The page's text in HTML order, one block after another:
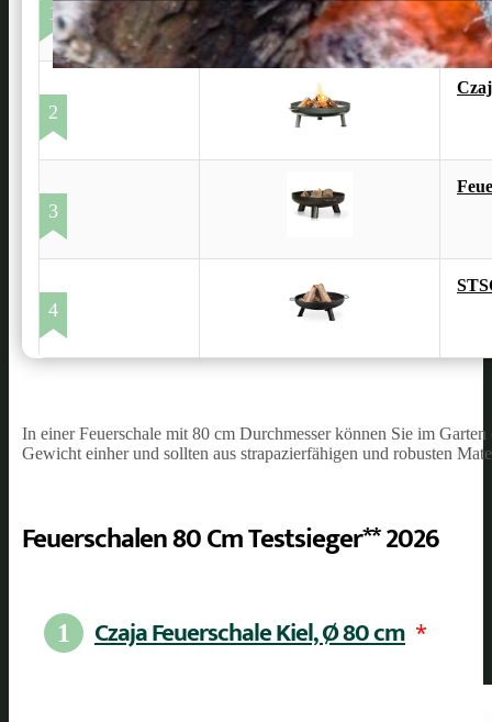
1
2
3
4
In einer Feuerschale mit 80 cm Durchmesser können Sie im
Gewicht einher und sollten aus strapazierfähigen und robusten
Feuerschalen 80 Cm Testsieger** 2026
1 Czaja Feuerschale Kiel, Ø 80 cm *